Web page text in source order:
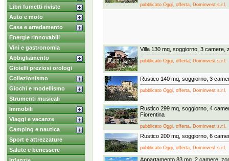
Libri fumetti riviste
Auto e moto
Casa e arredamento
Energie rinnovabili
Vini e gastronomia
Abbigliamento
Gioielli preziosi orologi
Collezionismo
Giochi e modellismo
Strumenti musicali
Immobili
Viaggi e vacanze
Camping e nautica
Sport e attrezzature
Salute e benessere
pubblicato Oggi, offerta, Dominvest s.r.l.
Villa 130 mq, soggiorno, 3 camere,
pubblicato Oggi, offerta, Dominvest s.r.l.
Rustico 140 mq, soggiorno, 3
pubblicato Oggi, offerta, Dominvest s.r.l.
Rustico 299 mq, soggiorno, 4
Fiorentina
pubblicato Oggi, offerta, Dominvest s.r.l.
Rustico 200 mq, soggiorno, 6
pubblicato Oggi, offerta, Dominvest s.r.l.
Appartamento 83 mq, 2 camere,